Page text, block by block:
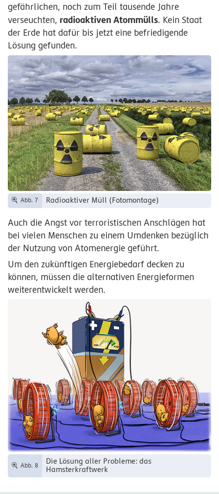
gefährlichen, noch zum Teil tausende Jahre
verseuchten, radioaktiven Atommülls. Kein Staat
der Erde hat dafür bis jetzt eine befriedigende
Lösung gefunden.
Abb. 7 Radioaktiver Müll (Fotomontage)
Auch die Angst vor terroristischen Anschlägen hat
bei vielen Menschen zu einem Umdenken bezüglich
der Nutzung von Atomenergie geführt.
Um den zukünftigen Energiebedarf decken zu
können, müssen die alternativen Energieformen
weiterentwickelt werden.
Abb. 8
Die Lösung aller Probleme: das
Hamsterkraftwerk